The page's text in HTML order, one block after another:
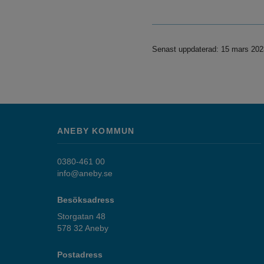
Senast uppdaterad: 15 mars
ANEBY KOMMUN
0380-461 00
info@aneby.se
Besöksadress
Storgatan 48
578 32 Aneby
Postadress